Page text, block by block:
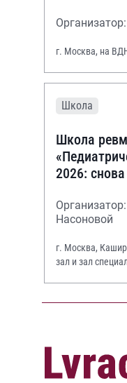
г. Москва, на
Школа
Школа
2026:
Насоновой
г. Москва,
зал и зал